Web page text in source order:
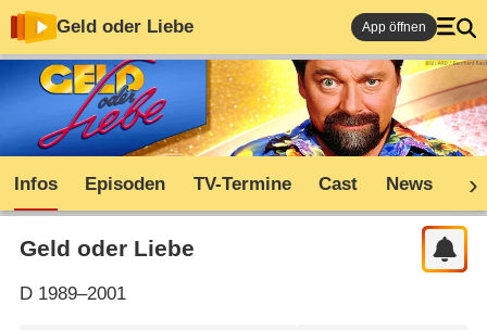
Geld oder Liebe App öffnen
Infos Episoden TV-Termine Cast News
Geld oder Liebe
D1989–2001